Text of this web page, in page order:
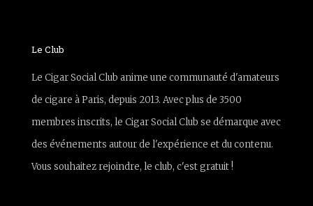
Le Club
Le Cigar Social Club anime une communauté d'amateurs
de cigare à Paris, depuis 2013. Avec plus de 3500
membres inscrits, le Cigar Social Club se démarque avec
des événements autour de l'expérience et du contenu.
Vous souhaitez rejoindre, le club, c'est gratuit !